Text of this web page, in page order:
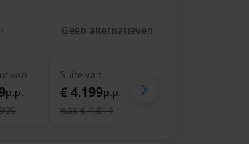
Geen alternatieven
van
p.p.
Suite van
€ 4.199p.p.
was€ 4.614